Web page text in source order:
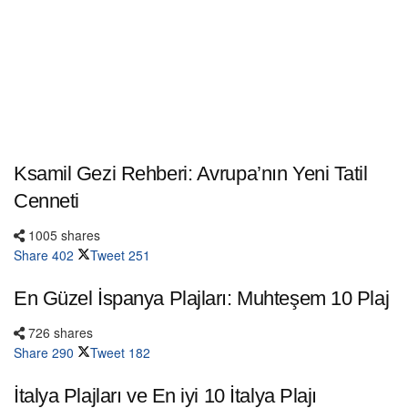
Ksamil Gezi Rehberi: Avrupa’nın Yeni Tatil
Cenneti
1005 shares
Share 402 Tweet 251
En Güzel İspanya Plajları: Muhteşem 10 Plaj
726 shares
Share 290 Tweet 182
İtalya Plajları ve En iyi 10 İtalya Plajı